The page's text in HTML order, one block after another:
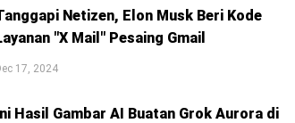
Netizen, Elon Musk Beri Kode
"X Mail" Pesaing Gmail
17, 2024
Hasil Gambar AI Buatan Grok Aurora di